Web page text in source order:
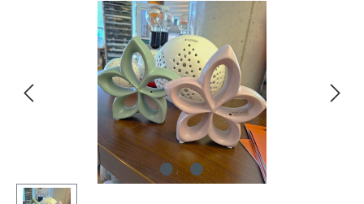
Bildergalerie überspringen